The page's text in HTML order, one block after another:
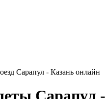
Сарапул - Казань онлайн